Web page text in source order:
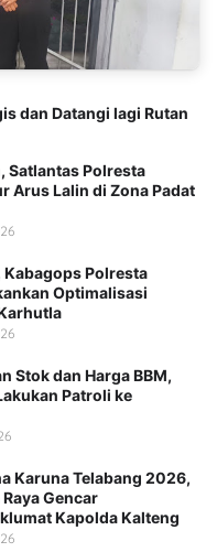
dan Datangi lagi Rutan
Satlantas Polresta
Arus Lalin di Zona Padat
Kabagops Polresta
Optimalisasi
Stok dan Harga BBM,
Patroli ke
Karuna Telabang 2026,
Gencar
Kapolda Kalteng